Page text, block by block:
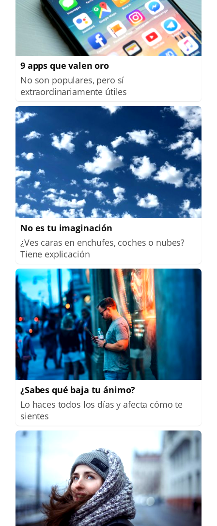
9 apps que valen oro
No son populares, pero sí
extraordinariamente útiles
No es tu imaginación
¿Ves caras en enchufes, coches o nubes?
Tiene explicación
¿Sabes qué baja tu ánimo?
Lo haces todos los días y afecta cómo te
sientes